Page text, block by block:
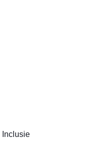
Inclusie